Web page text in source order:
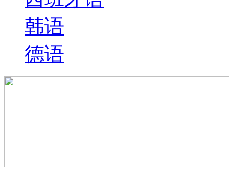
韩语
德语